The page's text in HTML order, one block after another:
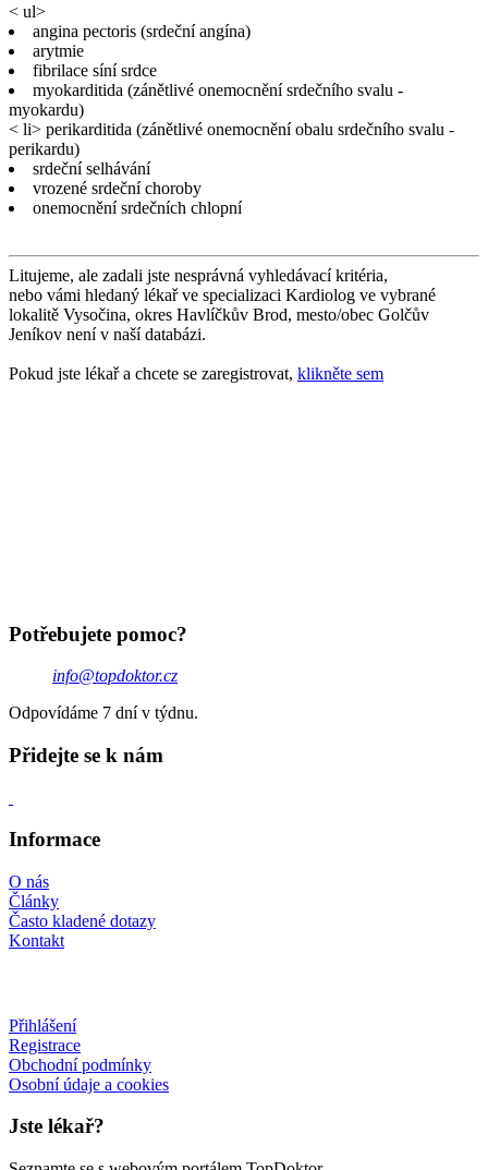
< ul>
angina pectoris (srdeční angína)
arytmie
fibrilace síní srdce
myokarditida (zánětlivé onemocnění srdečního svalu -
myokardu)
< li> perikarditida (zánětlivé onemocnění obalu srdečního svalu -
perikardu)
srdeční selhávání
vrozené srdeční choroby
onemocnění srdečních chlopní
Litujeme, ale zadali jste nesprávná vyhledávací kritéria,
nebo vámi hledaný lékař ve specializaci Kardiolog ve vybrané
lokalitě Vysočina, okres Havlíčkův Brod, mesto/obec Golčův
Jeníkov není v naší databázi.
Pokud jste lékař a chcete se zaregistrovat, klikněte sem
Potřebujete pomoc?
info@topdoktor.cz
Odpovídáme 7 dní v týdnu.
Přidejte se k nám
Informace
O nás
Články
Často kladené dotazy
Kontakt
Přihlášení
Registrace
Obchodní podmínky
Osobní údaje a cookies
Jste lékař?